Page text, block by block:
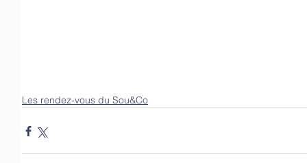
Les rendez-vous du Sou&Co